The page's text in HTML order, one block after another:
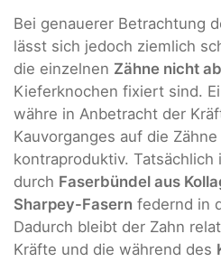
Bei genauerer Betrachtung
lässt sich jedoch ziemlich
die einzelnen Zähne nicht
Kieferknochen fixiert sind.
währe in Anbetracht der
Kauvorganges auf die
kontraproduktiv. Tatsächlich
durch Faserbündel aus
Sharpey-Fasern federnd in
Dadurch bleibt der Zahn
Kräfte und die während des